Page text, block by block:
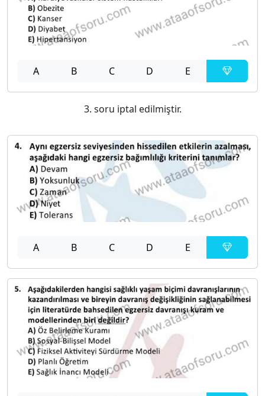
A B C D E
3. soru iptal edilmiştir.
A B C D E